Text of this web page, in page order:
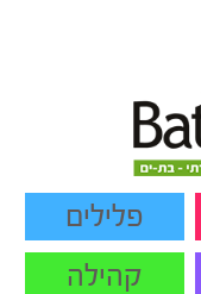
פלילים
קהילה